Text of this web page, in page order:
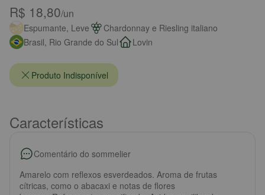
R$ 18,80/un
Espumante, Leve
Chardonnay e Riesling italiano
Brasil, Rio Grande do Sul
Lovin
Produto Indisponível
Características
Comentário do sommelier
Amarelo com reflexos esverdeados. Aroma de frutas
cítricas, como o abacaxi e notas de flores